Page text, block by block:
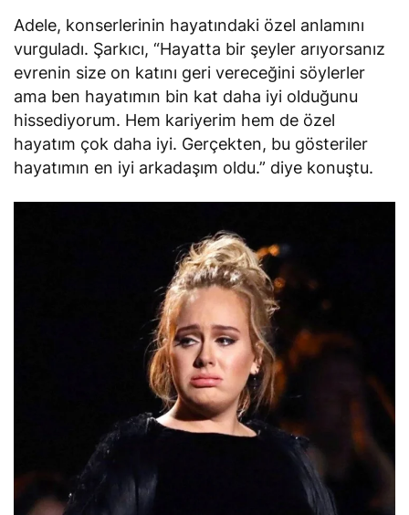
Adele, konserlerinin hayatındaki özel anlamını
vurguladı. Şarkıcı, “Hayatta bir şeyler arıyorsanız
evrenin size on katını geri vereceğini söylerler
ama ben hayatımın bin kat daha iyi olduğunu
hissediyorum. Hem kariyerim hem de özel
hayatım çok daha iyi. Gerçekten, bu gösteriler
hayatımın en iyi arkadaşım oldu.” diye konuştu.